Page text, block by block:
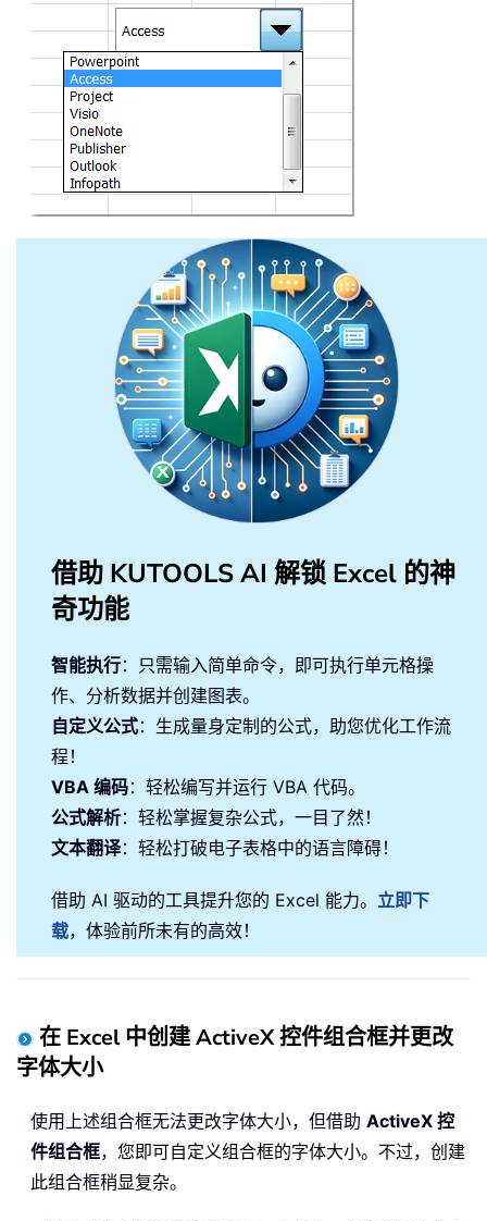
借助 KUTOOLS AI 解锁 Excel 的神
奇功能
智能执行：只需输入简单命令，即可执行单元格操
作、分析数据并创建图表。
自定义公式：生成量身定制的公式，助您优化工作流
程！
VBA 编码：轻松编写并运行 VBA 代码。
公式解析：轻松掌握复杂公式，一目了然！
文本翻译：轻松打破电子表格中的语言障碍！
借助 AI 驱动的工具提升您的 Excel 能力。 立即下
载，体验前所未有的高效！
在 Excel 中创建 ActiveX 控件组合框并更改
字体大小
使用上述组合框无法更改字体大小，但借助 ActiveX 控
件组合框，您即可自定义组合框的字体大小。不过，创建
此组合框稍显复杂。